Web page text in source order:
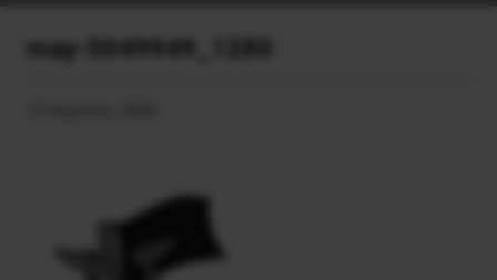
may-5049949_1280